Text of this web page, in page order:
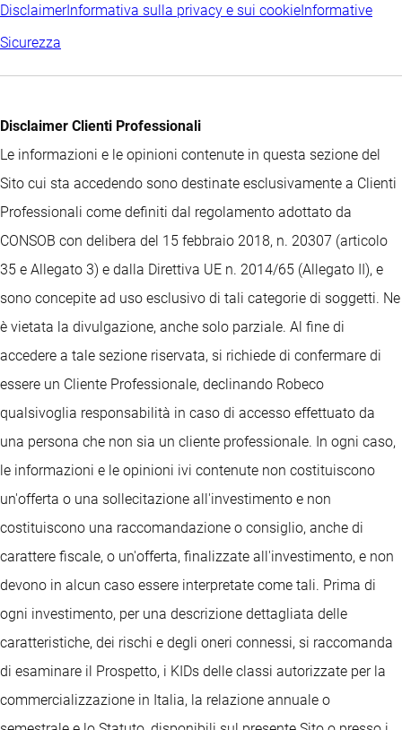
DisclaimerInformativa sulla privacy e sui cookieInformative
Sicurezza
Disclaimer Clienti Professionali
Le informazioni e le opinioni contenute in questa sezione del
Sito cui sta accedendo sono destinate esclusivamente a Clienti
Professionali come definiti dal regolamento adottato da
CONSOB con delibera del 15 febbraio 2018, n. 20307 (articolo
35 e Allegato 3) e dalla Direttiva UE n. 2014/65 (Allegato II), e
sono concepite ad uso esclusivo di tali categorie di soggetti. Ne
è vietata la divulgazione, anche solo parziale. Al fine di
accedere a tale sezione riservata, si richiede di confermare di
essere un Cliente Professionale, declinando Robeco
qualsivoglia responsabilità in caso di accesso effettuato da
una persona che non sia un cliente professionale. In ogni caso,
le informazioni e le opinioni ivi contenute non costituiscono
un'offerta o una sollecitazione all'investimento e non
costituiscono una raccomandazione o consiglio, anche di
carattere fiscale, o un'offerta, finalizzate all'investimento, e non
devono in alcun caso essere interpretate come tali. Prima di
ogni investimento, per una descrizione dettagliata delle
caratteristiche, dei rischi e degli oneri connessi, si raccomanda
di esaminare il Prospetto, i KIDs delle classi autorizzate per la
commercializzazione in Italia, la relazione annuale o